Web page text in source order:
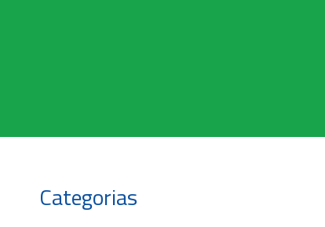
Categorias